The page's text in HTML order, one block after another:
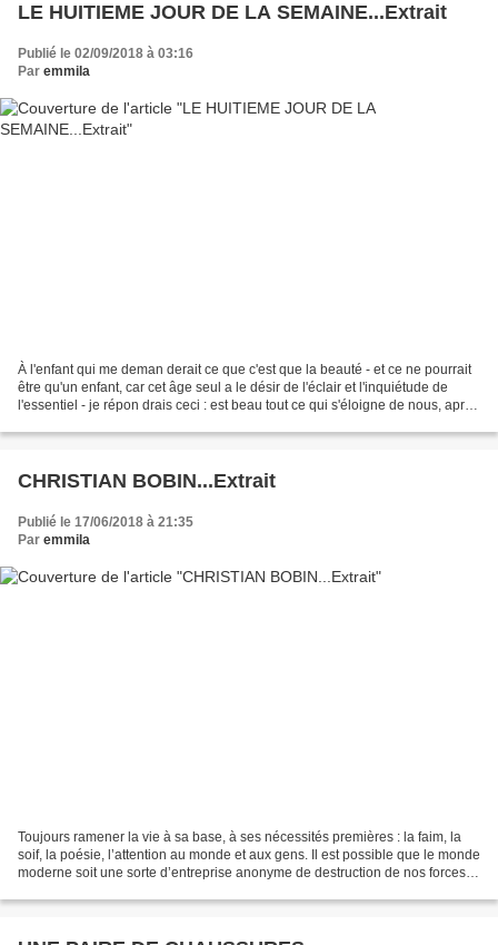
LE HUITIEME JOUR DE LA SEMAINE...Extrait
Publié le 02/09/2018 à 03:16
Par emmila
À l'enfant qui me deman derait ce que c'est que la beauté - et ce ne pourrait
être qu'un enfant, car cet âge seul a le désir de l'éclair et l'inquiétude de
l'essentiel - je répon drais ceci : est beau tout ce qui s'éloigne de nous, après
CHRISTIAN BOBIN...Extrait
Publié le 17/06/2018 à 21:35
Par emmila
Toujours ramener la vie à sa base, à ses nécessités premières : la faim, la
soif, la poésie, l’attention au monde et aux gens. Il est possible que le monde
moderne soit une sorte d’entreprise anonyme de destruction de nos forces